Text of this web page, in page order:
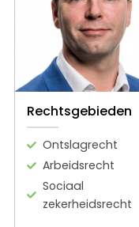
Rechtsgebieden
Ontslagrecht
Arbeidsrecht
Sociaal
zekerheidsrecht